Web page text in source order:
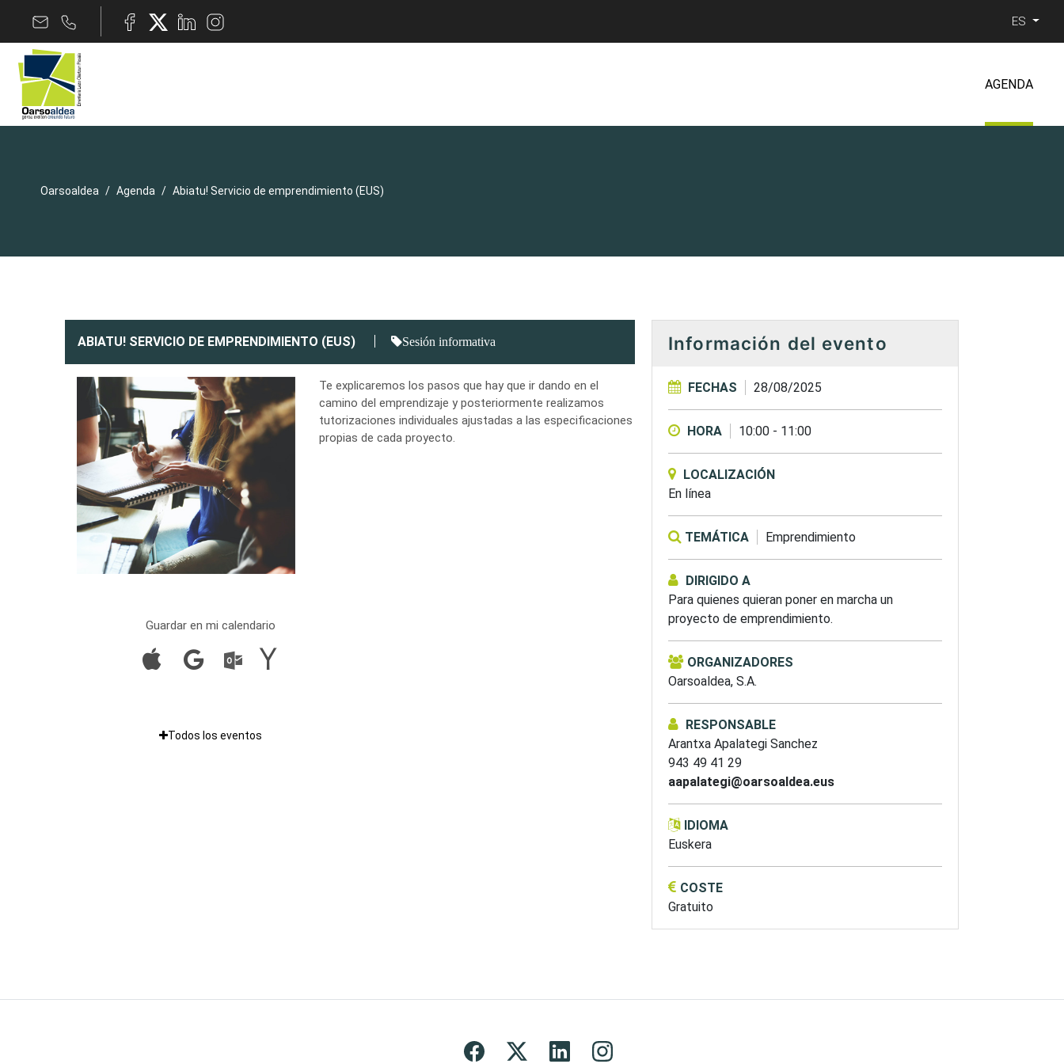
ES
AGENDA
Oarsoaldea Agenda Abiatu! Servicio de emprendimiento (EUS)
ABIATU! SERVICIO DE EMPRENDIMIENTO (EUS) Sesión informativa
Te explicaremos los pasos que hay que ir dando en el
camino del emprendizaje y posteriormente realizamos
tutorizaciones individuales ajustadas a las especificaciones
propias de cada proyecto.
Guardar en mi calendario
Todos los eventos
Información del evento
FECHAS 28/08/2025
HORA 10:00 - 11:00
LOCALIZACIÓN
En línea
TEMÁTICA Emprendimiento
DIRIGIDO A
Para quienes quieran poner en marcha un
proyecto de emprendimiento.
ORGANIZADORES
Oarsoaldea, S.A.
RESPONSABLE
Arantxa Apalategi Sanchez
943 49 41 29
aapalategi@oarsoaldea.eus
IDIOMA
Euskera
COSTE
Gratuito